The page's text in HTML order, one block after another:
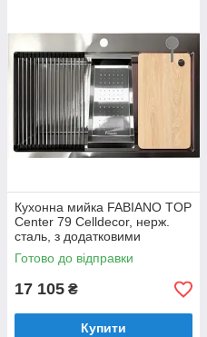
Кухонна мийка FABIANO TOP
Center 79 Celldecor, нерж.
сталь, з додатковими
аксесуарами (8216.401.1486)
Готово до відправки
17 105 ₴
Купити